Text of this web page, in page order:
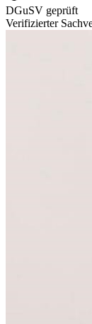
DGuSV geprüft
Verifizierter